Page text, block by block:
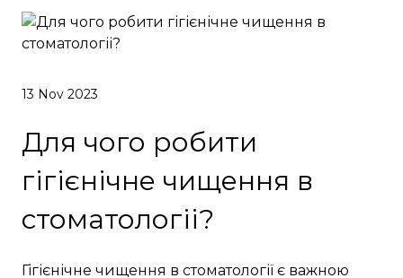
13 Nov 2023
Для чого робити
гігієнічне чищення в
стоматологіі?
Гігієнічне чищення в стоматології є важною